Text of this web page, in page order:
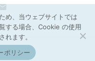
め、当ウェブサイトでは
する場合、Cookie の使用
れます。
ポリシー